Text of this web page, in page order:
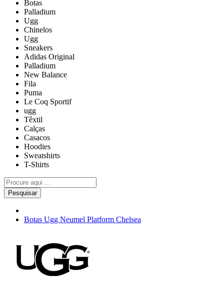
Botas
Palladium
Ugg
Chinelos
Ugg
Sneakers
Adidas Original
Palladium
New Balance
Fila
Puma
Le Coq Sportif
ugg
Têxtil
Calças
Casacos
Hoodies
Sweatshirts
T-Shirts
Pesquisar
Botas Ugg Neumel Platform Chelsea